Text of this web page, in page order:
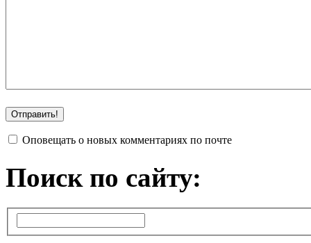
Оповещать о новых комментариях по почте
Поиск по сайту: